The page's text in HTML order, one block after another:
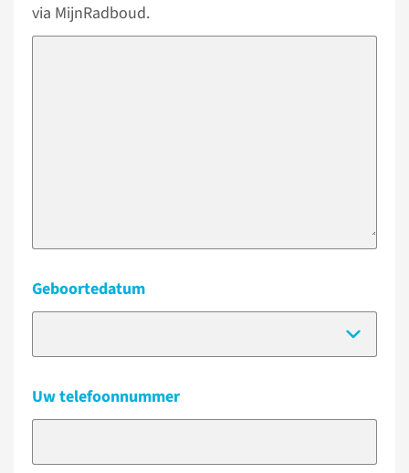
via MijnRadboud.
Geboortedatum
Uw telefoonnummer